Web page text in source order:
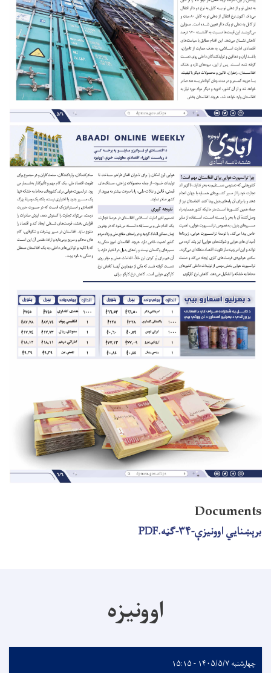
Documents
برېښنایي اوونیزې-۳۴-ګڼه.PDF
اوونیزه
چهارشنبه ۱۴۰۵/۵/۷ - ۱۵:۱۵